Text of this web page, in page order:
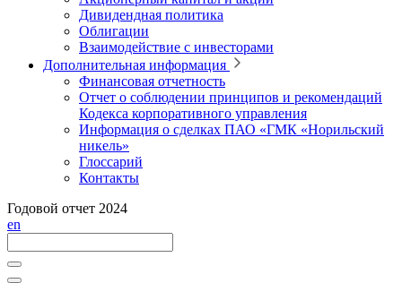
Дивидендная политика
Облигации
Взаимодействие с инвесторами
Дополнительная информация
Финансовая отчетность
Отчет о соблюдении принципов и рекомендаций
Кодекса корпоративного управления
Информация о сделках ПАО «ГМК «Норильский
никель»
Глоссарий
Контакты
Годовой отчет 2024
en